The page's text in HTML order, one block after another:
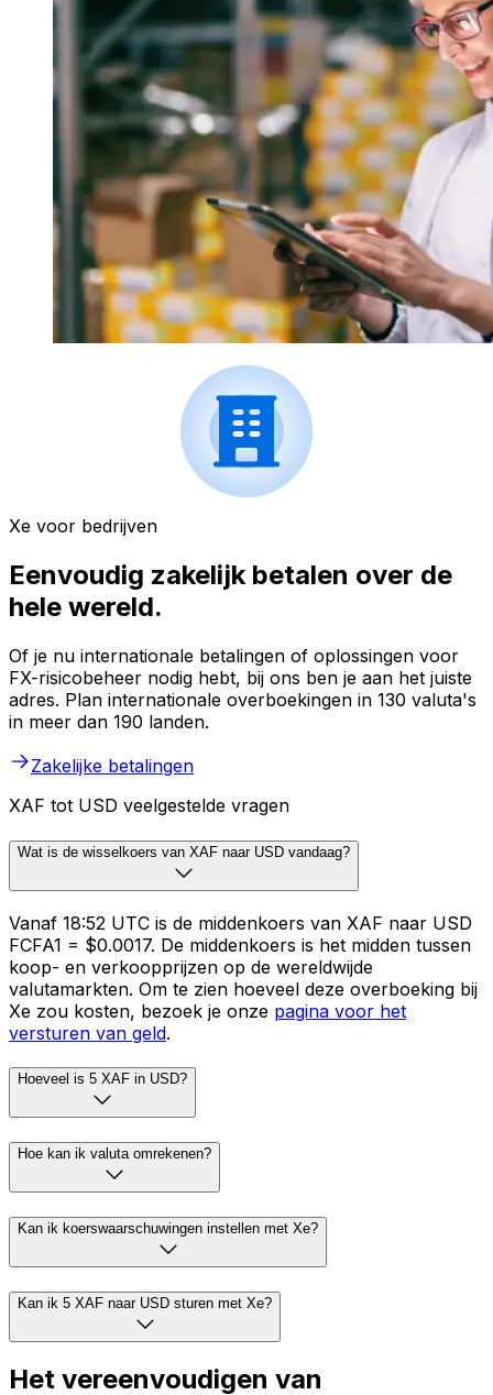
Xe voor bedrijven
Eenvoudig zakelijk betalen over de
hele wereld.
Of je nu internationale betalingen of oplossingen voor
FX-risicobeheer nodig hebt, bij ons ben je aan het juiste
adres. Plan internationale overboekingen in 130 valuta's
in meer dan 190 landen.
Zakelijke betalingen
XAF tot USD veelgestelde vragen
Wat is de wisselkoers van XAF naar USD vandaag?
Vanaf 18:52 UTC is de middenkoers van XAF naar USD
FCFA1 = $0.0017. De middenkoers is het midden tussen
koop- en verkoopprijzen op de wereldwijde
valutamarkten. Om te zien hoeveel deze overboeking bij
Xe zou kosten, bezoek je onze pagina voor het
versturen van geld.
Hoeveel is 5 XAF in USD?
Hoe kan ik valuta omrekenen?
Kan ik koerswaarschuwingen instellen met Xe?
Kan ik 5 XAF naar USD sturen met Xe?
Het vereenvoudigen van